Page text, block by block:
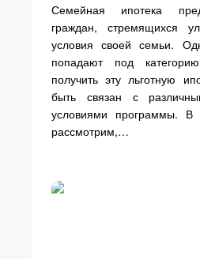
Семейная ипотека
граждан, стремящихся
условия своей семьи.
попадают под
получить эту льготную
быть связан с
условиями программы. В
рассмотрим,…